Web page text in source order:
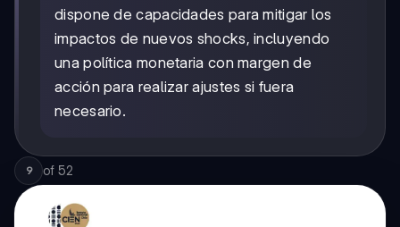
dispone de capacidades para mitigar los
impactos de nuevos shocks, incluyendo
una política monetaria con margen de
acción para realizar ajustes si fuera
necesario.
9 of 52